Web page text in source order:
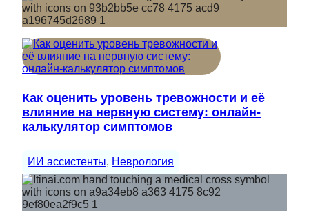
Как оценить уровень тревожности и её
влияние на нервную систему: онлайн-
калькулятор симптомов
ИИ ассистенты, Неврология